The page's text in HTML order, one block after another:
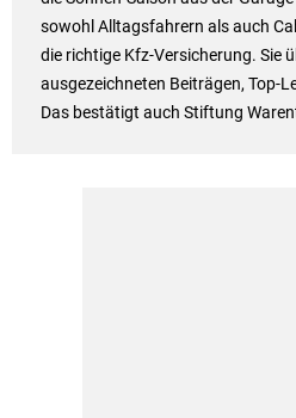
sowohl Alltagsfahrern als auch
die richtige Kfz-Versicherung. Sie
ausgezeichneten Beiträgen, Top-
Das bestätigt auch Stiftung